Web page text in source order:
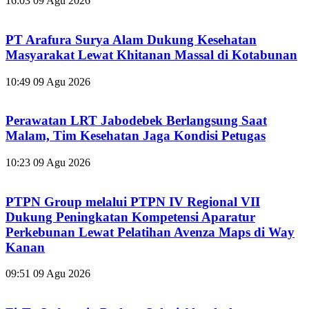
PT Arafura Surya Alam Dukung Kesehatan
Masyarakat Lewat Khitanan Massal di Kotabunan
10:49 09 Agu 2026
Perawatan LRT Jabodebek Berlangsung Saat
Malam, Tim Kesehatan Jaga Kondisi Petugas
10:23 09 Agu 2026
PTPN Group melalui PTPN IV Regional VII
Dukung Peningkatan Kompetensi Aparatur
Perkebunan Lewat Pelatihan Avenza Maps di Way
Kanan
09:51 09 Agu 2026